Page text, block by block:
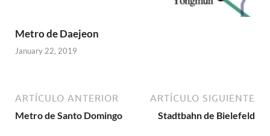
Metro de Daejeon
January 22, 2019
ARTÍCULO ANTERIOR
Metro de Santo Domingo
ARTÍCULO SIGUIENTE
Stadtbahn de Bielefeld